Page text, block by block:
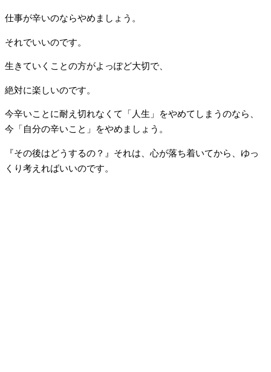
仕事が辛いのならやめましょう。
それでいいのです。
生きていくことの方がよっぽど大切で、
絶対に楽しいのです。
今辛いことに耐え切れなくて「人生」をやめてしまうのなら、
今「自分の辛いこと」をやめましょう。
『その後はどうするの？』それは、心が落ち着いてから、ゆっ
くり考えればいいのです。